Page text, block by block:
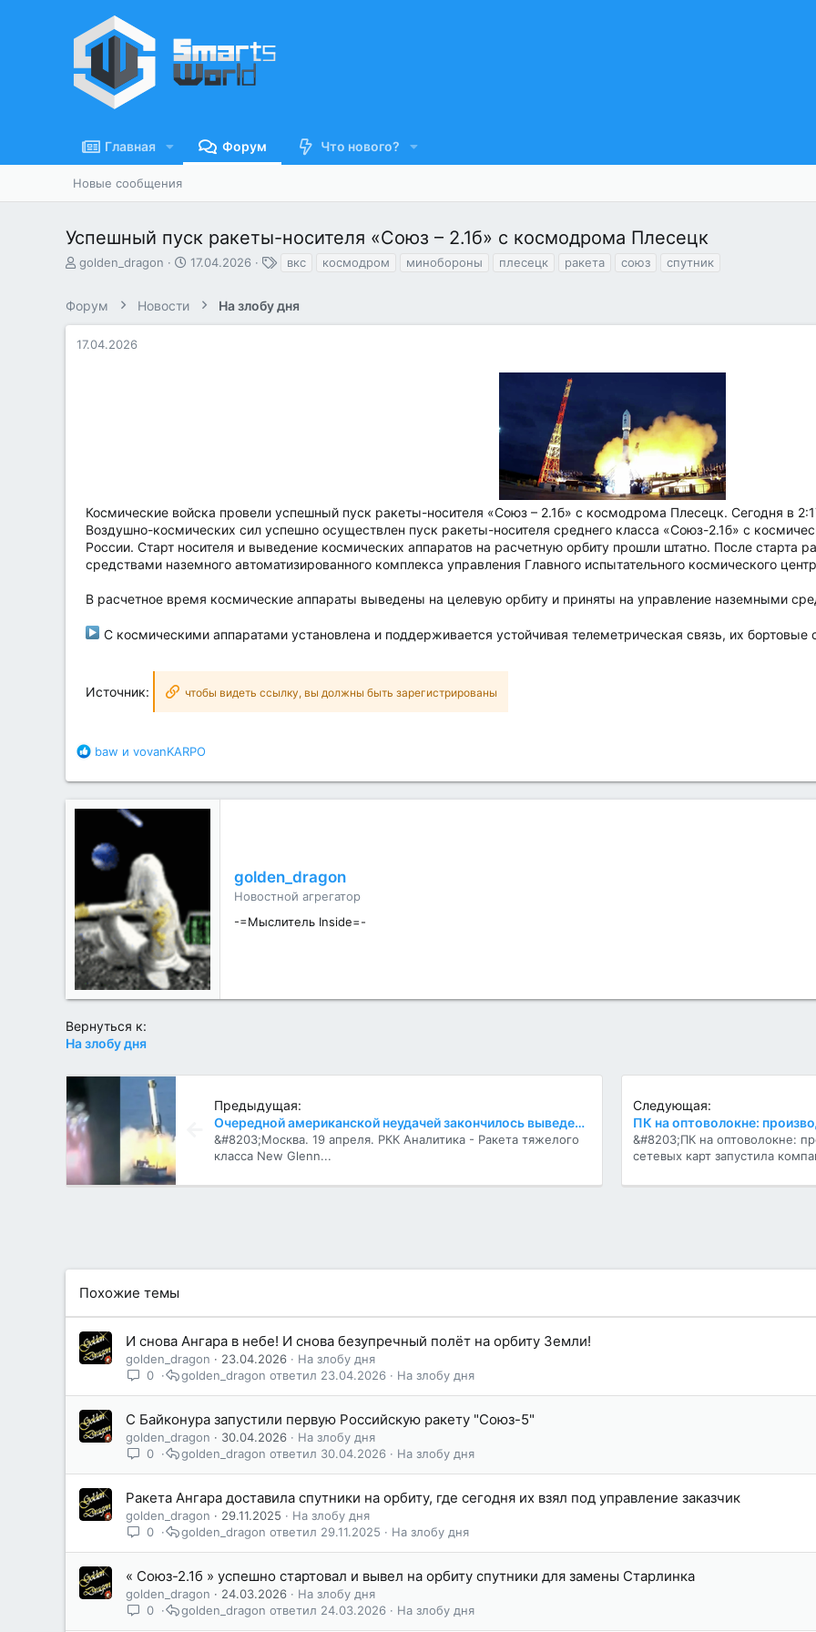
Главная Форум Что нового?
Новые сообщения
Успешный пуск ракеты-носителя «Союз – 2.1б» с космодрома Плесецк
А
о
р
т
golden_dragon
Д
н
17.04.2026
и
вкс космодром минобороны плесецк ракета союз спутник
Форум Новости На злобу дня
17.04.2026
Космические войска провели успешный пуск ракеты-носителя «Союз – 2.1б» с космодрома Плесецк. Сегодня в
Воздушно-космических сил успешно осуществлен пуск ракеты-носителя среднего класса «Союз-2.1б» с
России. Старт носителя и выведение космических аппаратов на расчетную орбиту прошли штатно. После старта
средствами наземного автоматизированного комплекса управления Главного испытательного космического
В расчетное время космические аппараты выведены на целевую орбиту и приняты на управление наземными
С космическими аппаратами установлена и поддерживается устойчивая телеметрическая связь, их
Источник: чтобы видеть ссылку, вы должны быть зарегистрированы
Б
а
г
а
р
с
т
и
:
baw и vovanKARPO
golden_dragon
Новостной агрегатор
-=Мыслитель Inside=-
Вернуться к:
На злобу дня
Предыдущая:
Очередной американской неудачей закончилось выведение на орбиту спутника связи
&#8203;Москва. 19 апреля. РКК Аналитика - Ракета тяжелого
класса New Glenn...
Следующая:
&#8203;ПК на оптоволокне:
сетевых карт запустила
Похожие темы
И снова Ангара в небе! И снова безупречный полëт на орбиту Земли!
golden_dragon 23.04.2026
На злобу дня
0
На злобу дня
23.04.2026
golden_dragon
С Байконура запустили первую Российскую ракету "Союз-5"
golden_dragon 30.04.2026
На злобу дня
0
На злобу дня
30.04.2026
golden_dragon
Ракета Ангара доставила спутники на орбиту, где сегодня их взял под управление заказчик
golden_dragon 29.11.2025
На злобу дня
0
На злобу дня
29.11.2025
golden_dragon
« Союз-2.1б » успешно стартовал и вывел на орбиту спутники для замены Старлинка
golden_dragon 24.03.2026
На злобу дня
0
На злобу дня
24.03.2026
golden_dragon